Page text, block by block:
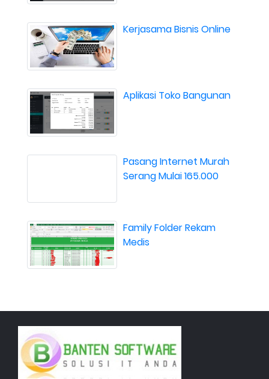
Kerjasama Bisnis Online
Aplikasi Toko Bangunan
Pasang Internet Murah
Serang Mulai 165.000
Family Folder Rekam
Medis